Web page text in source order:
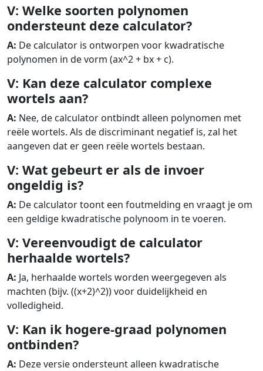
V: Welke soorten polynomen
ondersteunt deze calculator?
A: De calculator is ontworpen voor kwadratische
polynomen in de vorm (ax^2 + bx + c).
V: Kan deze calculator complexe
wortels aan?
A: Nee, de calculator ontbindt alleen polynomen met
reële wortels. Als de discriminant negatief is, zal het
aangeven dat er geen reële wortels bestaan.
V: Wat gebeurt er als de invoer
ongeldig is?
A: De calculator toont een foutmelding en vraagt je om
een geldige kwadratische polynoom in te voeren.
V: Vereenvoudigt de calculator
herhaalde wortels?
A: Ja, herhaalde wortels worden weergegeven als
machten (bijv. ((x+2)^2)) voor duidelijkheid en
volledigheid.
V: Kan ik hogere-graad polynomen
ontbinden?
A: Deze versie ondersteunt alleen kwadratische